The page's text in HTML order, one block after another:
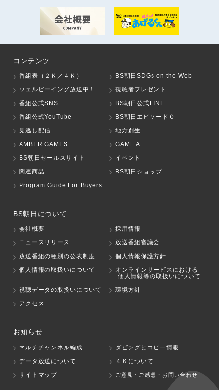
コンテンツ
番組表（２Ｋ／４Ｋ）
BS朝日SDGs on the Web
ウェルビーイング放送中！
視聴者プレゼント
番組公式SNS
BS朝日公式LINE
番組公式YouTube
BS朝日エピソード０
見逃し配信
地方創生
AMBER GAMES
GAME A
BS朝日セールスサイト
イベント
関連商品
BS朝日ショップ
Program Guide For Buyers
BS朝日について
会社概要
採用情報
ニュースリリース
放送番組審議会
放送番組の種別の公表制度
個人情報保護方針
個人情報の取扱いについて
オンラインサービスにおける
個人情報等の取扱いについて
視聴データの取扱いについて
環境方針
アクセス
お知らせ
マルチチャンネル編成
ダビングとコピー情報
データ放送について
４Ｋについて
サイトマップ
ご意見・ご感想・お問い合わせ